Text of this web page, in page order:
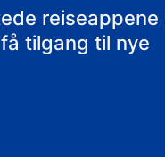
reiseappene
tilgang til nye